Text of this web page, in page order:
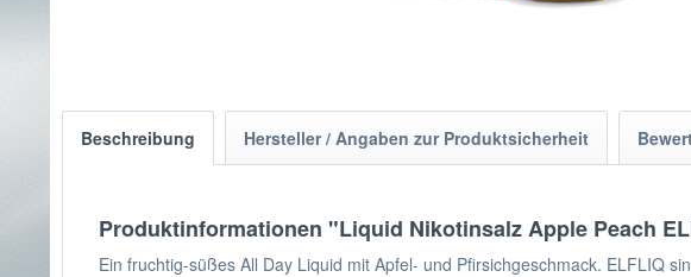
Beschreibung Hersteller / Angaben zur Produktsicherheit
Produktinformationen "Liquid Nikotinsalz Apple Peach
Ein fruchtig-süßes All Day Liquid mit Apfel- und Pfirsichgeschmack. ELFLIQ